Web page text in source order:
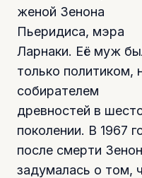
женой Зенона
Пьеридиса, мэра
Ларнаки. Её муж
только политиком,
собирателем
древностей в
поколении. В 1967
после смерти
задумалась о том,